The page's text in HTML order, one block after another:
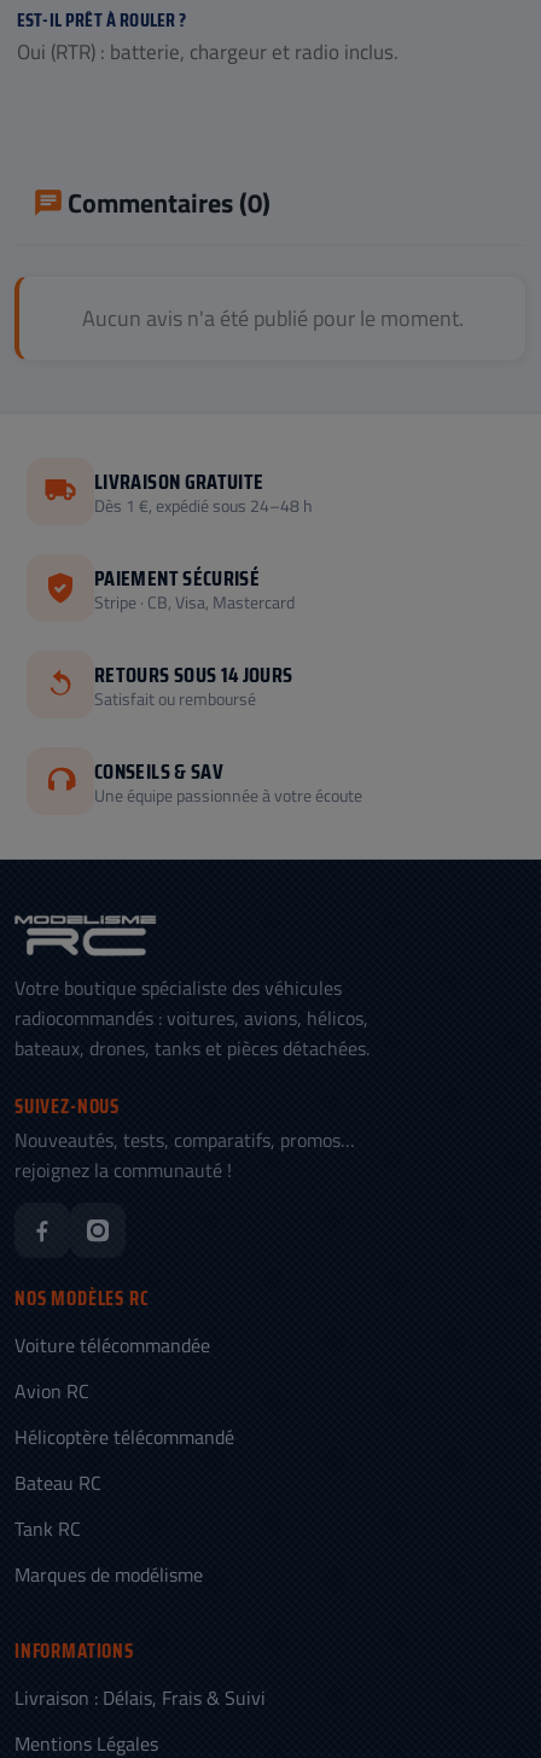
EST-IL PRÊT À ROULER ?
Oui (RTR) : batterie, chargeur et radio inclus.
Commentaires (0)
Aucun avis n'a été publié pour le moment.
LIVRAISON GRATUITE
Dès 1 €, expédié sous 24–48 h
PAIEMENT SÉCURISÉ
Stripe · CB, Visa, Mastercard
RETOURS SOUS 14 JOURS
Satisfait ou remboursé
CONSEILS & SAV
Une équipe passionnée à votre écoute
Votre boutique spécialiste des véhicules
radiocommandés : voitures, avions, hélicos,
bateaux, drones, tanks et pièces détachées.
SUIVEZ-NOUS
Nouveautés, tests, comparatifs, promos…
rejoignez la communauté !
NOS MODÈLES RC
Voiture télécommandée
Avion RC
Hélicoptère télécommandé
Bateau RC
Tank RC
Marques de modélisme
INFORMATIONS
Livraison : Délais, Frais & Suivi
Mentions Légales